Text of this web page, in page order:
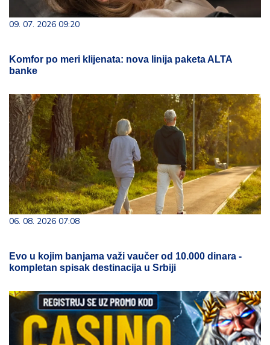
09. 07. 2026 09:20
Komfor po meri klijenata: nova linija paketa ALTA
banke
06. 08. 2026 07:08
Evo u kojim banjama važi vaučer od 10.000 dinara -
kompletan spisak destinacija u Srbiji